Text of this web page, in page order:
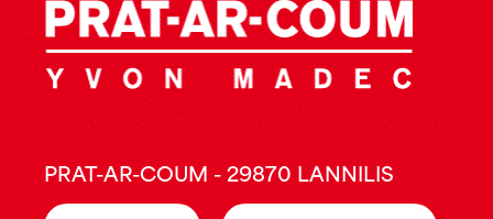
PRAT-AR-COUM - 29870 LANNILIS